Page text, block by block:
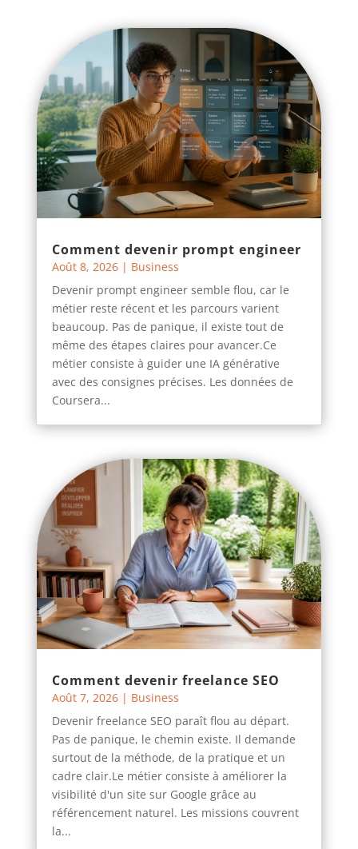
Comment devenir prompt engineer
Août 8, 2026| Business
Devenir prompt engineer semble flou, car le
métier reste récent et les parcours varient
beaucoup. Pas de panique, il existe tout de
même des étapes claires pour avancer.Ce
métier consiste à guider une IA générative
avec des consignes précises. Les données de
Coursera...
Comment devenir freelance SEO
Août 7, 2026| Business
Devenir freelance SEO paraît flou au départ.
Pas de panique, le chemin existe. Il demande
surtout de la méthode, de la pratique et un
cadre clair.Le métier consiste à améliorer la
visibilité d'un site sur Google grâce au
référencement naturel. Les missions couvrent
la...